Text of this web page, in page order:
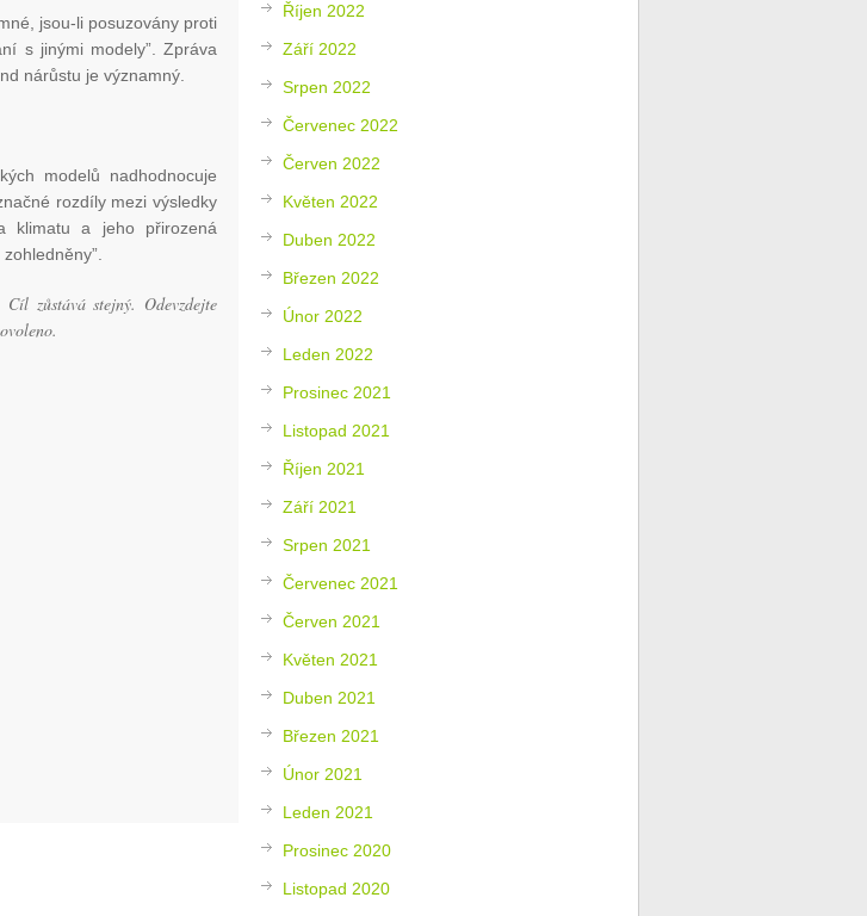
jsou-li posuzovány proti
s jinými modely”. Zpráva
nárůstu je významný.
modelů nadhodnocuje
rozdíly mezi výsledky
klimatu a jeho přirozená
zůstává stejný. Odevzdejte
Říjen 2022
Září 2022
Srpen 2022
Červenec 2022
Červen 2022
Květen 2022
Duben 2022
Březen 2022
Únor 2022
Leden 2022
Prosinec 2021
Listopad 2021
Říjen 2021
Září 2021
Srpen 2021
Červenec 2021
Červen 2021
Květen 2021
Duben 2021
Březen 2021
Únor 2021
Leden 2021
Prosinec 2020
Listopad 2020